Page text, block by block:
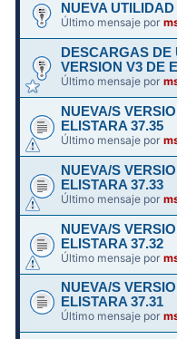
NUEVA
Último mensaje por
DESCARGAS DE
VERSION V3 DE
Último mensaje por
NUEVA/S
ELISTARA 37.35
Último mensaje por
NUEVA/S
ELISTARA 37.33
Último mensaje por
NUEVA/S
ELISTARA 37.32
Último mensaje por
NUEVA/S
ELISTARA 37.31
Último mensaje por